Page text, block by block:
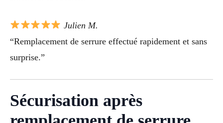
Julien M.
“Remplacement de serrure effectué rapidement et sans
surprise.”
Sécurisation après